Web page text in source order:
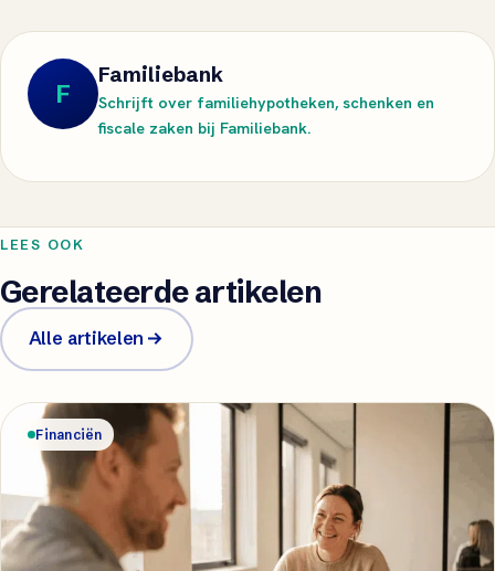
F
Familiebank
Schrijft over familiehypotheken, schenken en
fiscale zaken bij Familiebank.
LEES OOK
Gerelateerde artikelen
Alle artikelen
Financiën